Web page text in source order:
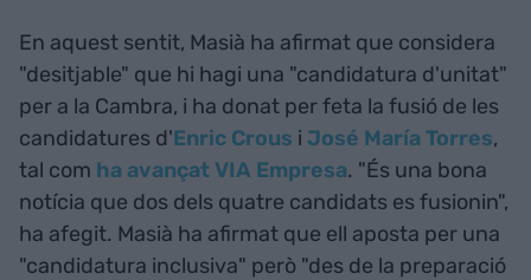
En aquest sentit, Masià ha afirmat que considera
"desitjable" que hi hagi una "candidatura d'unitat"
per a la Cambra, i ha donat per feta la fusió de les
candidatures d'Enric Crous i José María Torres,
tal com ha avançat VIA Empresa. "És una bona
notícia que dos dels quatre candidats es fusionin",
ha afegit. Masià ha afirmat que ell aposta per una
"candidatura inclusiva" però "des de la preparació